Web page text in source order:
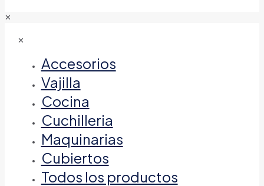
✕
✕
Accesorios
Vajilla
Cocina
Cuchilleria
Maquinarias
Cubiertos
Todos los productos